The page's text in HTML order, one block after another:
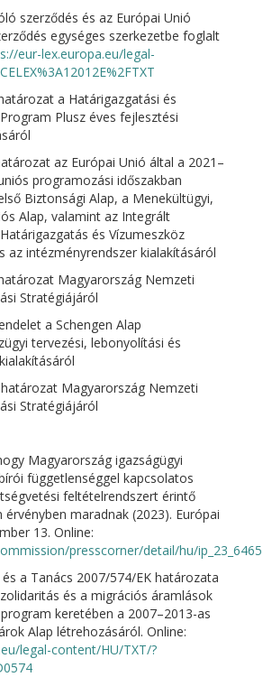
szerződés és az Európai Unió
egységes szerkezetbe foglalt
eur-lex.europa.eu/legal-
a Határigazgatási és
Plusz éves fejlesztési
az Európai Unió által a 2021–
programozási időszakban
Biztonsági Alap, a Menekültügyi,
Alap, valamint az Integrált
és Vízumeszköz
az intézményrendszer kialakításáról
Magyarország Nemzeti
Stratégiájáról
a Schengen Alap
tervezési, lebonyolítási és
Magyarország Nemzeti
Stratégiájáról
Magyarország igazságügyi
függetlenséggel kapcsolatos
feltételrendszert érintő
maradnak (2023). Európai
13. Online:
presscorner/detail/hu/ip_23_6465
a Tanács 2007/574/EK határozata
és a migrációs áramlások
keretében a 2007–2013-as
Alap létrehozásáról. Online:
legal-content/HU/TXT/?